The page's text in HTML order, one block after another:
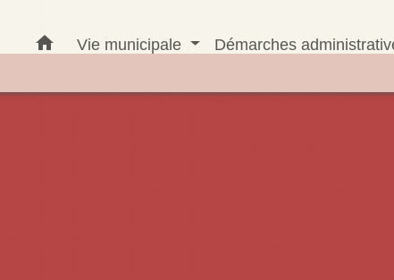
home Vie municipale Démarches